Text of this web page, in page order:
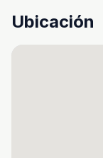
Ubicación